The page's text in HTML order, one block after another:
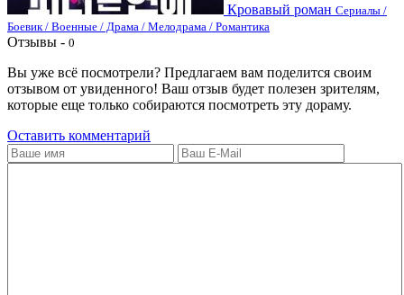
Кровавый роман Сериалы /
Боевик / Военные / Драма / Мелодрама / Романтика
Отзывы - 0
Вы уже всё посмотрели? Предлагаем вам поделится своим
отзывом от увиденного! Ваш отзыв будет полезен зрителям,
которые еще только собираются посмотреть эту дораму.
Оставить комментарий